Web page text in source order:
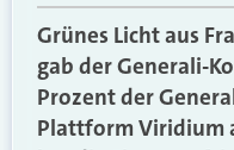
Grünes Licht aus
gab der Generali-
Prozent der
Plattform Viridium